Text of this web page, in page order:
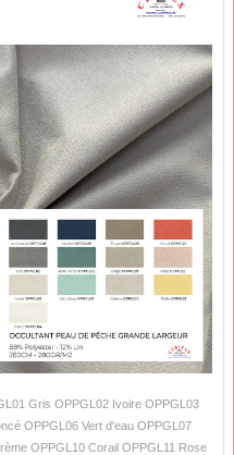
Gris OPPGL02 Ivoire OPPGL03
OPPGL06 Vert d'eau OPPGL07
OPPGL10 Corail OPPGL11 Rose